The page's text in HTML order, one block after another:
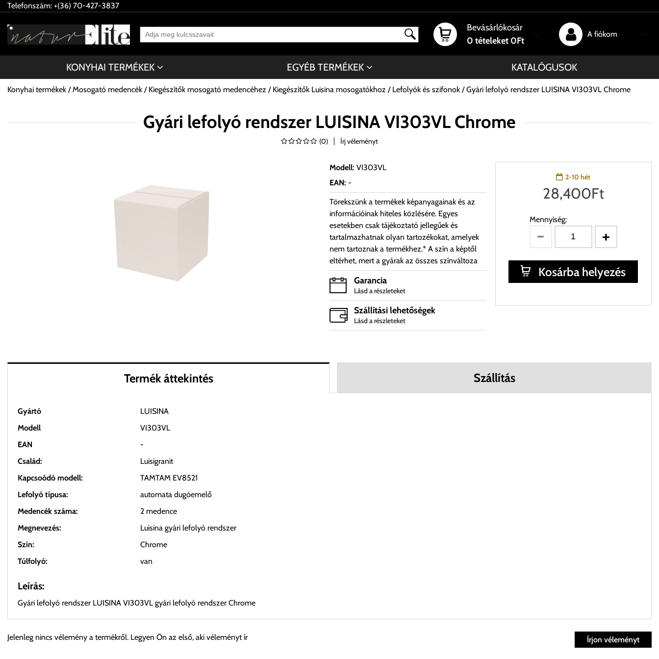
Telefonszám: +(36) 70-427-3837
Bevásárlókosár
0 tételeket 0Ft
A fiókom
KONYHAI TERMÉKEK EGYÉB TERMÉKEK KATALÓGUSOK
Konyhai termékek Mosogató medencék Kiegészítők mosogató medencéhez Kiegészítők Luisina mosogatókhoz Lefolyók és szifonok Gyári lefolyó rendszer LUISINA VI303VL Chrome
Gyári lefolyó rendszer LUISINA VI303VL Chrome
(0) Írj véleményt
Modell: VI303VL
EAN: -
Törekszünk a termékek képanyagainak és az
információinak hiteles közlésére. Egyes
esetekben csak tájékoztató jellegűek és
tartalmazhatnak olyan tartozékokat, amelyek
nem tartoznak a termékhez.* A szín a képtől
eltérhet, mert a gyárak az összes színváltoza
Garancia
Lásd a részleteket
Szállítási lehetőségek
Lásd a részleteket
2-10 hét
28,400Ft
Mennyiség:
Kosárba helyezés
Termék áttekintés Szállítás
Gyártó
LUISINA
Modell
VI303VL
EAN
-
Család:
Luisigranit
Kapcsoódó modell:
TAMTAM EV8521
Lefolyó típusa:
automata dugóemelő
Medencék száma:
2 medence
Megnevezés:
Luisina gyári lefolyó rendszer
Szín:
Chrome
Túlfolyó:
van
Leírás:
Gyári lefolyó rendszer LUISINA VI303VL gyári lefolyó rendszer Chrome
Személyes átvétel:
Írjon véleményt
Jelenleg nincs vélemény a termékről. Legyen Ön az első, aki véleményt ír